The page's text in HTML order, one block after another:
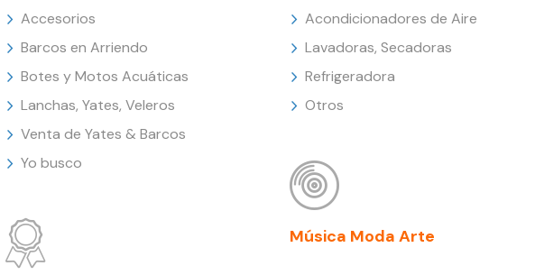
Accesorios
Barcos en Arriendo
Botes y Motos Acuáticas
Lanchas, Yates, Veleros
Venta de Yates & Barcos
Yo busco
Acondicionadores de Aire
Lavadoras, Secadoras
Refrigeradora
Otros
Música Moda Arte